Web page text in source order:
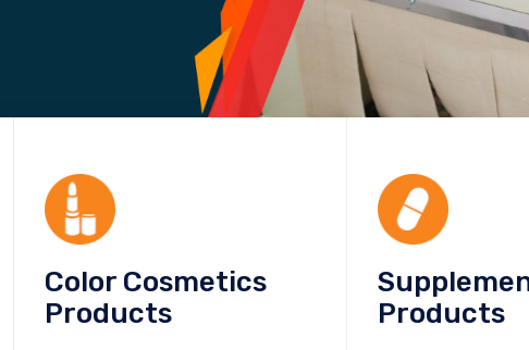
Color Cosmetics
Products
Products